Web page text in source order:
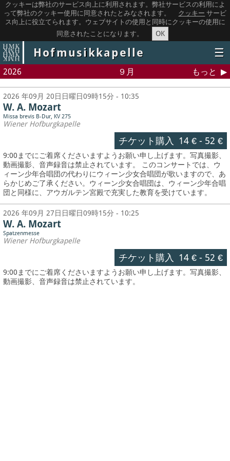
クッキーは弊社のサービス向上に利用されます。弊社サービスの利用によ
って弊社のクッキー使用に同意されたとみなされます。
クッキー サービ
ス向上に役立てられます。ウェブサイトの使用と同時にクッキーの使用に
同意されたことになります。
OK
Hofmusikkapelle ☰
2026 ９月 もっと
2026 年09月 20日日曜日09時15分 - 10:35
W. A. Mozart
Missa brevis B-Dur, KV 275
Wiener Hofburgkapelle
チケット購入 14 €- 52 €
9:00までにご着席くださいますようお願い申し上げます。写真撮影、
動画撮影、音声録音は禁止されています。 このコンサートでは、ウ
ィーン少年合唱団の代わりにウィーン少女合唱団が歌いますので、あ
らかじめご了承ください。ウィーン少女合唱団は、ウィーン少年合唱
団と同様に、アウガルテン宮殿で充実した教育を受けています。
2026 年09月 27日日曜日09時15分 - 10:25
W. A. Mozart
Spatzenmesse
Wiener Hofburgkapelle
チケット購入 14 €- 52 €
9:00までにご着席くださいますようお願い申し上げます。写真撮影、
動画撮影、音声録音は禁止されています。